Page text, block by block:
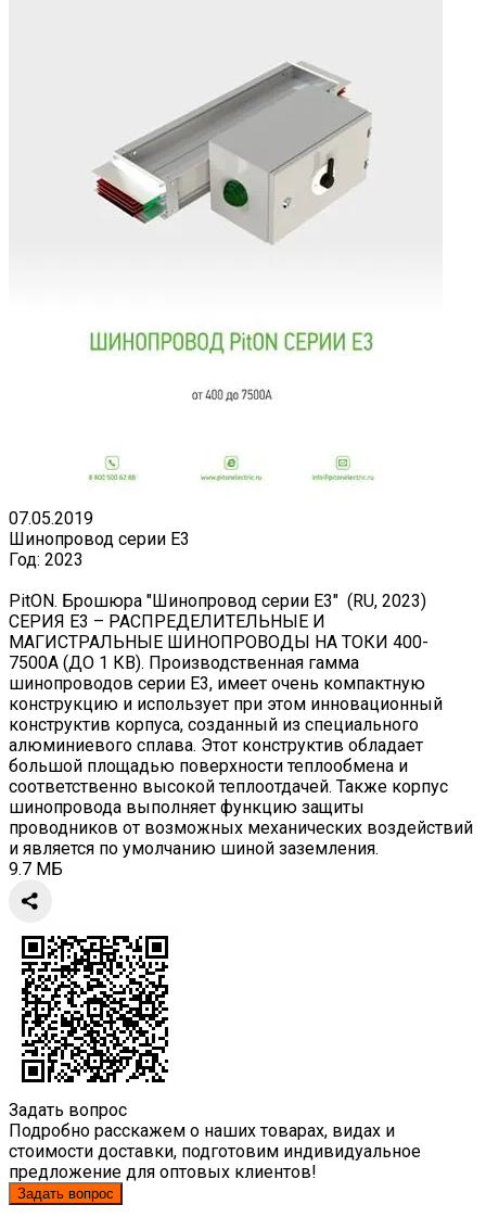
07.05.2019
Шинопровод серии E3
Год: 2023
PitON. Брошюра "Шинопровод серии E3" (RU, 2023)
СЕРИЯ Е3 – РАСПРЕДЕЛИТЕЛЬНЫЕ И
МАГИСТРАЛЬНЫЕ ШИНОПРОВОДЫ НА ТОКИ 400-
7500А (ДО 1 КВ). Производственная гамма
шинопроводов серии Е3, имеет очень компактную
конструкцию и использует при этом инновационный
конструктив корпуса, созданный из специального
алюминиевого сплава. Этот конструктив обладает
большой площадью поверхности теплообмена и
соответственно высокой теплоотдачей. Также корпус
шинопровода выполняет функцию защиты
проводников от возможных механических воздействий
и является по умолчанию шиной заземления.
9.7 МБ
Задать вопрос
Подробно расскажем о наших товарах, видах и
стоимости доставки, подготовим индивидуальное
предложение для оптовых клиентов!
Задать вопрос